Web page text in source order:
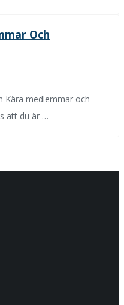
Och
Kära medlemmar och
att du är …